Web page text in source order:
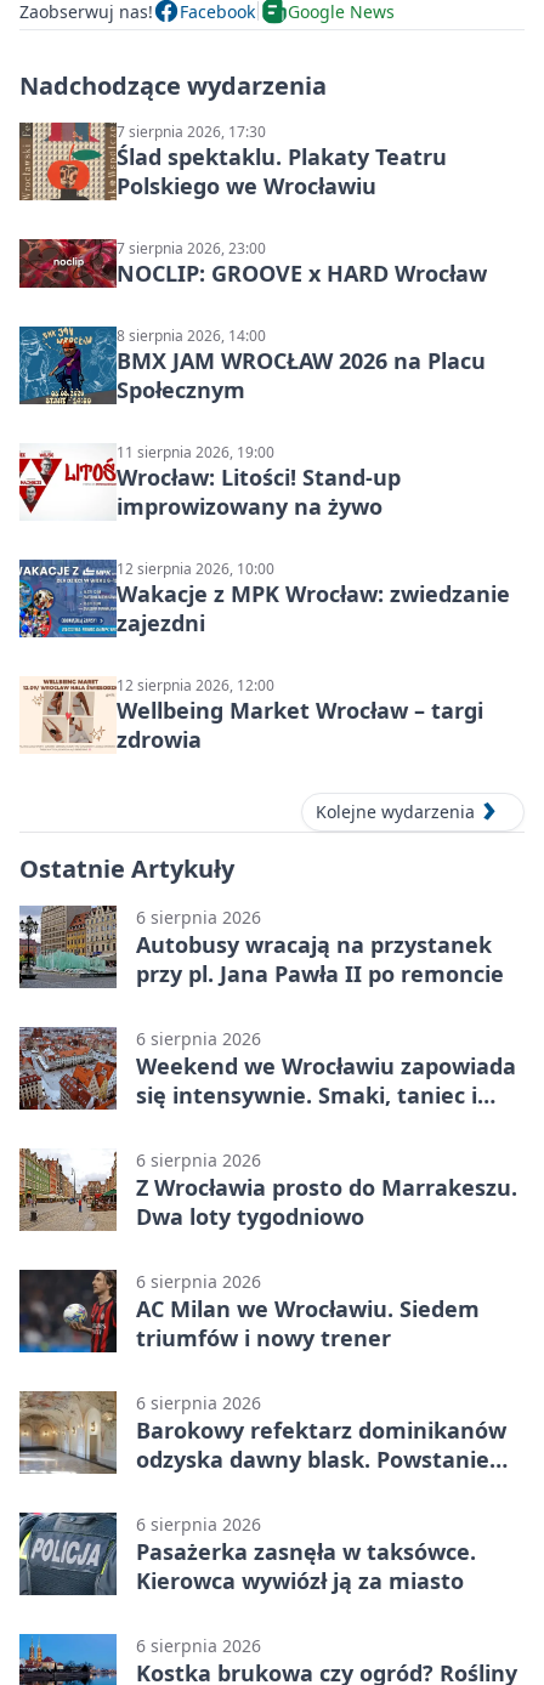
Zaobserwuj nas! Facebook Google News
Nadchodzące wydarzenia
7 sierpnia 2026, 17:30
Ślad spektaklu. Plakaty Teatru
Polskiego we Wrocławiu
7 sierpnia 2026, 23:00
NOCLIP: GROOVE x HARD Wrocław
8 sierpnia 2026, 14:00
BMX JAM WROCŁAW 2026 na Placu
Społecznym
11 sierpnia 2026, 19:00
Wrocław: Litości! Stand-up
improwizowany na żywo
12 sierpnia 2026, 10:00
Wakacje z MPK Wrocław: zwiedzanie
zajezdni
12 sierpnia 2026, 12:00
Wellbeing Market Wrocław – targi
zdrowia
Kolejne wydarzenia
Ostatnie Artykuły
6 sierpnia 2026
Autobusy wracają na przystanek
przy pl. Jana Pawła II po remoncie
6 sierpnia 2026
Weekend we Wrocławiu zapowiada
się intensywnie. Smaki, taniec i
6 sierpnia 2026
Z Wrocławia prosto do Marrakeszu.
Dwa loty tygodniowo
6 sierpnia 2026
AC Milan we Wrocławiu. Siedem
triumfów i nowy trener
6 sierpnia 2026
Barokowy refektarz dominikanów
odzyska dawny blask. Powstanie
6 sierpnia 2026
Pasażerka zasnęła w taksówce.
Kierowca wywiózł ją za miasto
6 sierpnia 2026
Kostka brukowa czy ogród? Rośliny